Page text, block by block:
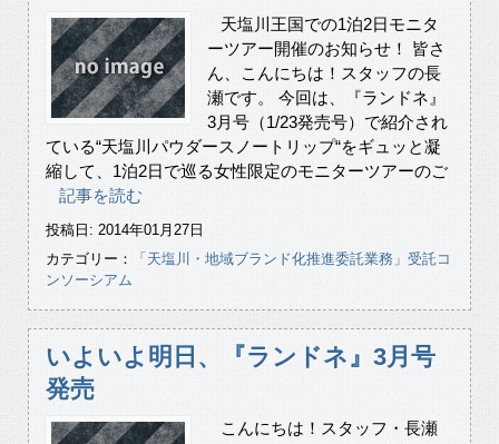
天塩川王国での1泊2日モニタ
ーツアー開催のお知らせ！ 皆さ
ん、こんにちは！スタッフの長
瀬です。 今回は、『ランドネ』
3月号（1/23発売号）で紹介され
ている“天塩川パウダースノートリップ“をギュッと凝
縮して、1泊2日で巡る女性限定のモニターツアーのご
記事を読む
投稿日: 2014年01月27日
カテゴリー：
「天塩川・地域ブランド化推進委託業務」受託コ
ンソーシアム
いよいよ明日、『ランドネ』3月号
発売
こんにちは！スタッフ・長瀬